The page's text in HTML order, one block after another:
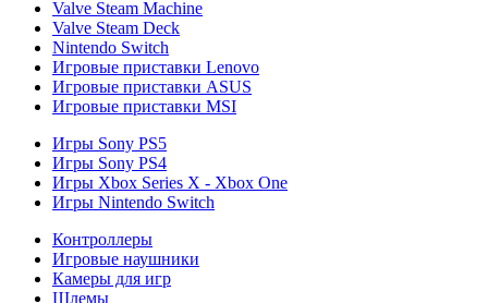
Valve Steam Machine
Valve Steam Deck
Nintendo Switch
Игровые приставки Lenovo
Игровые приставки ASUS
Игровые приставки MSI
Игры Sony PS5
Игры Sony PS4
Игры Xbox Series X - Xbox One
Игры Nintendo Switch
Контроллеры
Игровые наушники
Камеры для игр
Шлемы